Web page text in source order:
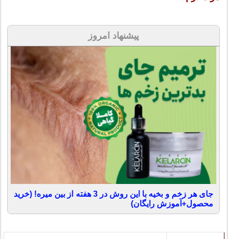
پیشنهاد امروز
جای هر زخم و بخیه با این روش در 3 هفته از بین میره! (خرید
محصول+آموزش رایگان)